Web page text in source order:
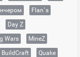
Flan`s
Day Z
Wars
MineZ
BuildCraft
Quake